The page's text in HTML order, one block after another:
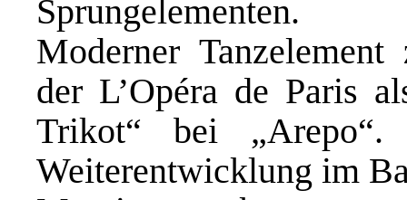
Sprungelementen.
Moderner
der L’Opéra de Paris
Trikot“ bei
Weiterentwicklung im